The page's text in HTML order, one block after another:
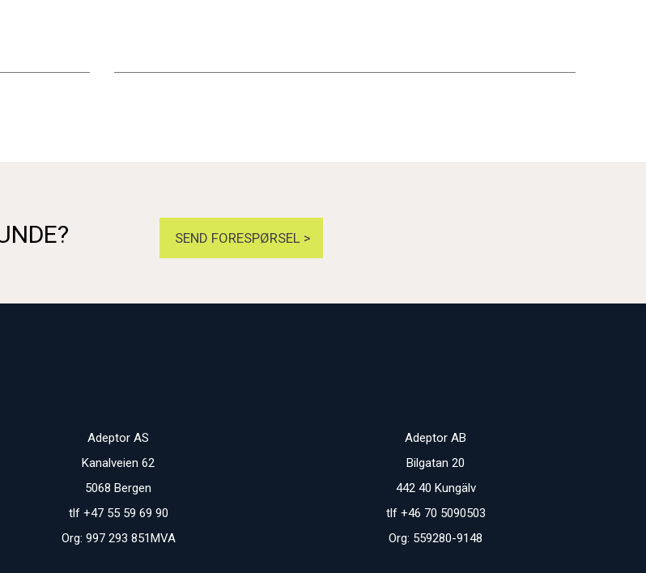
SEND FORESPØRSEL >
Adeptor AS
Kanalveien 62
5068 Bergen
tlf +47 55 59 69 90
Org: 997 293 851MVA
Adeptor AB
Bilgatan 20
442 40 Kungälv
tlf +46 70 5090503
Org: 559280-9148